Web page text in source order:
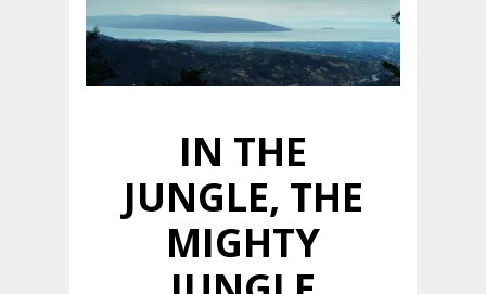
IN THE
JUNGLE, THE
MIGHTY